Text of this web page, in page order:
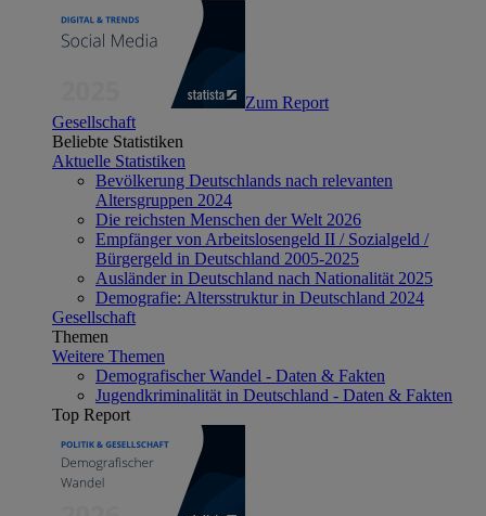
Zum Report
Gesellschaft
Beliebte Statistiken
Aktuelle Statistiken
Bevölkerung Deutschlands nach relevanten
Altersgruppen 2024
Die reichsten Menschen der Welt 2026
Empfänger von Arbeitslosengeld II / Sozialgeld /
Bürgergeld in Deutschland 2005-2025
Ausländer in Deutschland nach Nationalität 2025
Demografie: Altersstruktur in Deutschland 2024
Gesellschaft
Themen
Weitere Themen
Demografischer Wandel - Daten & Fakten
Jugendkriminalität in Deutschland - Daten & Fakten
Top Report